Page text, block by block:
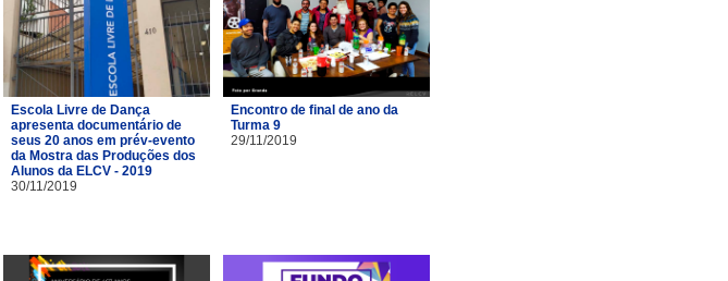
Escola Livre de Dança
apresenta documentário de
seus 20 anos em prév-evento
da Mostra das Produções dos
Alunos da ELCV - 2019
30/11/2019
Encontro de final de ano da
Turma 9
29/11/2019